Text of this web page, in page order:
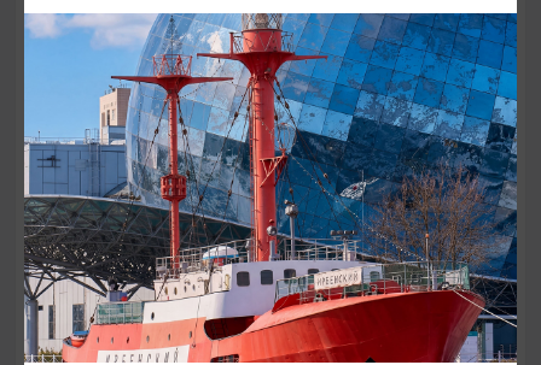
Аудиоспектакль «Истории Куршской
косы»
01.02.2026 - 31.12.2026, 13:00
Куршская коса
ОТ 2500₽